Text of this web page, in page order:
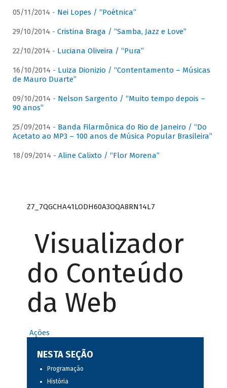
05/11/2014 - Nei Lopes / “Poétnica”
29/10/2014 - Cristina Braga / “Samba, Jazz e Love”
22/10/2014 - Luciana Oliveira / “Pura”
16/10/2014 - Luiza Dionizio / “Contentamento – Músicas
de Mauro Duarte”
09/10/2014 - Nelson Sargento / “Muito tempo depois –
90 anos”
25/09/2014 - Banda Filarmônica do Rio de Janeiro / “Do
Acetato ao MP3 – 100 anos de Música Popular Brasileira”
18/09/2014 - Aline Calixto / “Flor Morena”
Z7_7QGCHA41LODH60A3OQA8RN14L7
Visualizador
do Conteúdo
da Web
Ações
NESTA SEÇÃO
Programação
História